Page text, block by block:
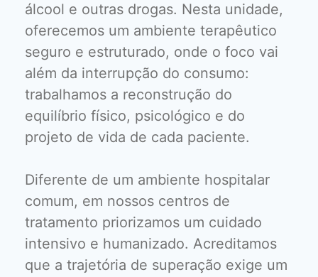
álcool e outras drogas. Nesta unidade,
oferecemos um ambiente terapêutico
seguro e estruturado, onde o foco vai
além da interrupção do consumo:
trabalhamos a reconstrução do
equilíbrio físico, psicológico e do
projeto de vida de cada paciente.
Diferente de um ambiente hospitalar
comum, em nossos centros de
tratamento priorizamos um cuidado
intensivo e humanizado. Acreditamos
que a trajetória de superação exige um